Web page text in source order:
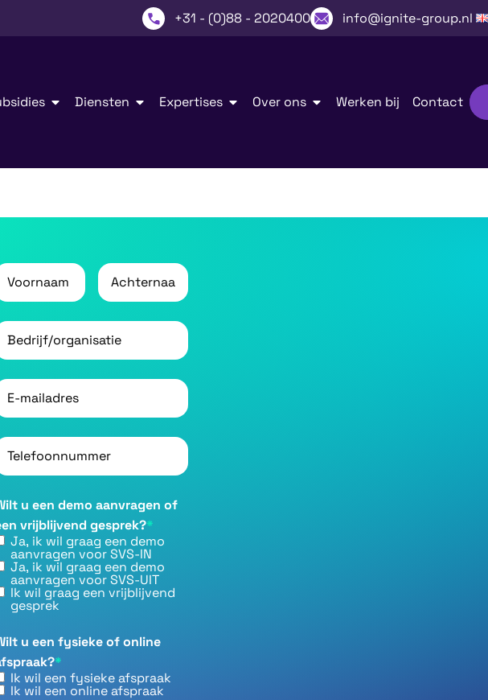
+31 - (0)88 - 2020400 info@ignite-group.nl
Diensten Expertises Over ons Werken bij Contact
* Achternaam*
organisatie*
*
*
u een demo aanvragen of
vrijblijvend gesprek?*
Ja, ik wil graag een demo
aanvragen voor SVS-IN
Ja, ik wil graag een demo
aanvragen voor SVS-UIT
Ik wil graag een vrijblijvend
gesprek
u een fysieke of online
*
Ik wil een fysieke afspraak
Ik wil een online afspraak